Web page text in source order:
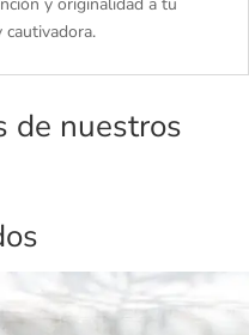
cautivadora.
de nuestros